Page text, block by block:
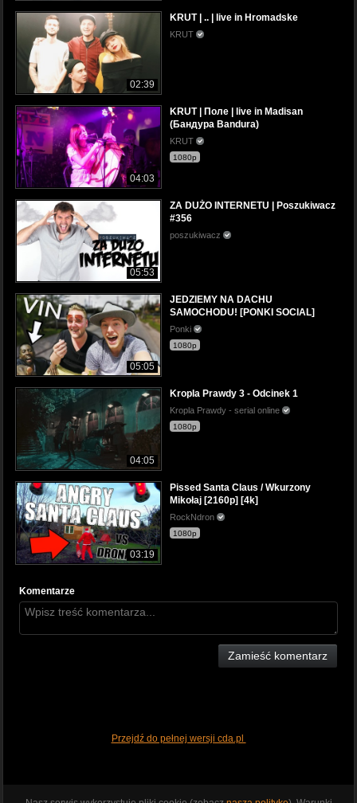
02:39
KRUT | .. | live in Hromadske
KRUT
04:03
KRUT | Поле | live in Madisan
(Бандура Bandura)
KRUT
1080p
05:53
ZA DUŻO INTERNETU | Poszukiwacz
#356
poszukiwacz
05:05
JEDZIEMY NA DACHU
SAMOCHODU! [PONKI SOCIAL]
Ponki
1080p
04:05
Kropla Prawdy 3 - Odcinek 1
Kropla Prawdy - serial online
1080p
03:19
Pissed Santa Claus / Wkurzony
Mikołaj [2160p] [4k]
RockNdron
1080p
Komentarze
Zamieść komentarz
Przejdź do pełnej wersji cda.pl